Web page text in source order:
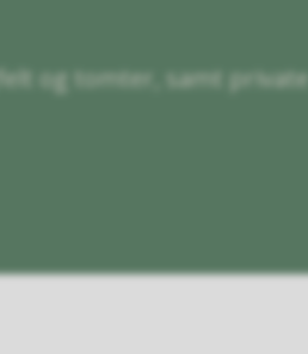
og tomter, samt private